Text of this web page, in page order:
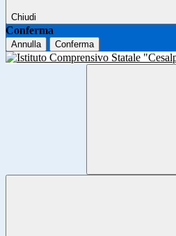
Chiudi
Conferma
Annulla Conferma